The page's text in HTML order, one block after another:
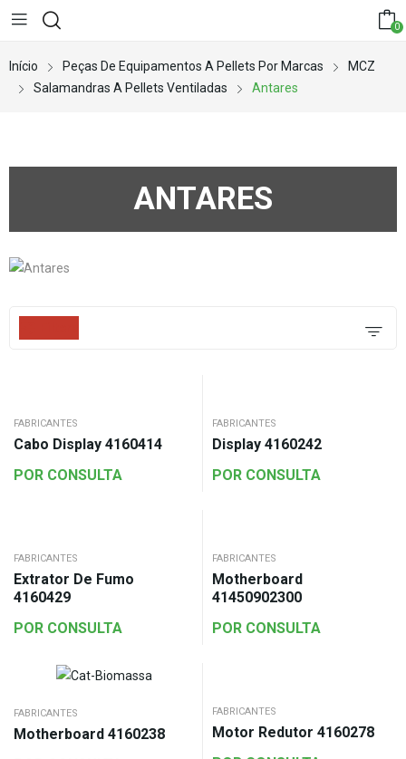
0
Início Peças De Equipamentos A Pellets Por Marcas
MCZ
Salamandras A Pellets Ventiladas
Antares
ANTARES
FABRICANTES
Cabo Display 4160414
POR CONSULTA
FABRICANTES
Display 4160242
POR CONSULTA
FABRICANTES
Extrator De Fumo
4160429
POR CONSULTA
FABRICANTES
Motherboard
41450902300
POR CONSULTA
FABRICANTES
Motherboard 4160238
FABRICANTES
Motor Redutor 4160278